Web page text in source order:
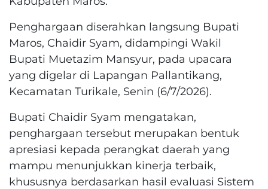
Penghargaan diserahkan langsung Bupati
Maros, Chaidir Syam, didampingi Wakil
Bupati Muetazim Mansyur, pada upacara
yang digelar di Lapangan Pallantikang,
Kecamatan Turikale, Senin (6/7/2026).
Bupati Chaidir Syam mengatakan,
penghargaan tersebut merupakan bentuk
apresiasi kepada perangkat daerah yang
mampu menunjukkan kinerja terbaik,
khususnya berdasarkan hasil evaluasi Sistem